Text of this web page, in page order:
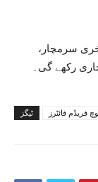
سرمچار،
رکھے گی۔
ٹیگز فریڈم فائٹرز